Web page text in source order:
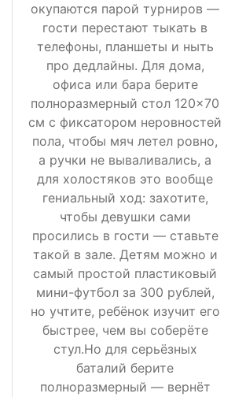
окупаются парой турниров —
гости перестают тыкать в
телефоны, планшеты и ныть
про дедлайны. Для дома,
офиса или бара берите
полноразмерный стол 120×70
см с фиксатором неровностей
пола, чтобы мяч летел ровно,
а ручки не вываливались, а
для холостяков это вообще
гениальный ход: захотите,
чтобы девушки сами
просились в гости — ставьте
такой в зале. Детям можно и
самый простой пластиковый
мини-футбол за 300 рублей,
но учтите, ребёнок изучит его
быстрее, чем вы соберёте
стул.Но для серьёзных
баталий берите
полноразмерный — вернёт